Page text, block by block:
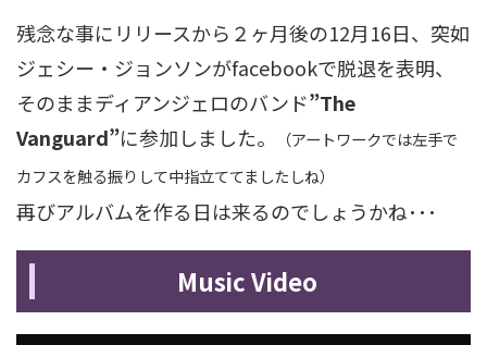
残念な事にリリースから２ヶ月後の12月16日、突如
ジェシー・ジョンソンがfacebookで脱退を表明、
そのままディアンジェロのバンド”The
Vanguard”に参加しました。
（アートワークでは左手で
カフスを触る振りして中指立ててましたしね）
再びアルバムを作る日は来るのでしょうかね･･･
Music Video